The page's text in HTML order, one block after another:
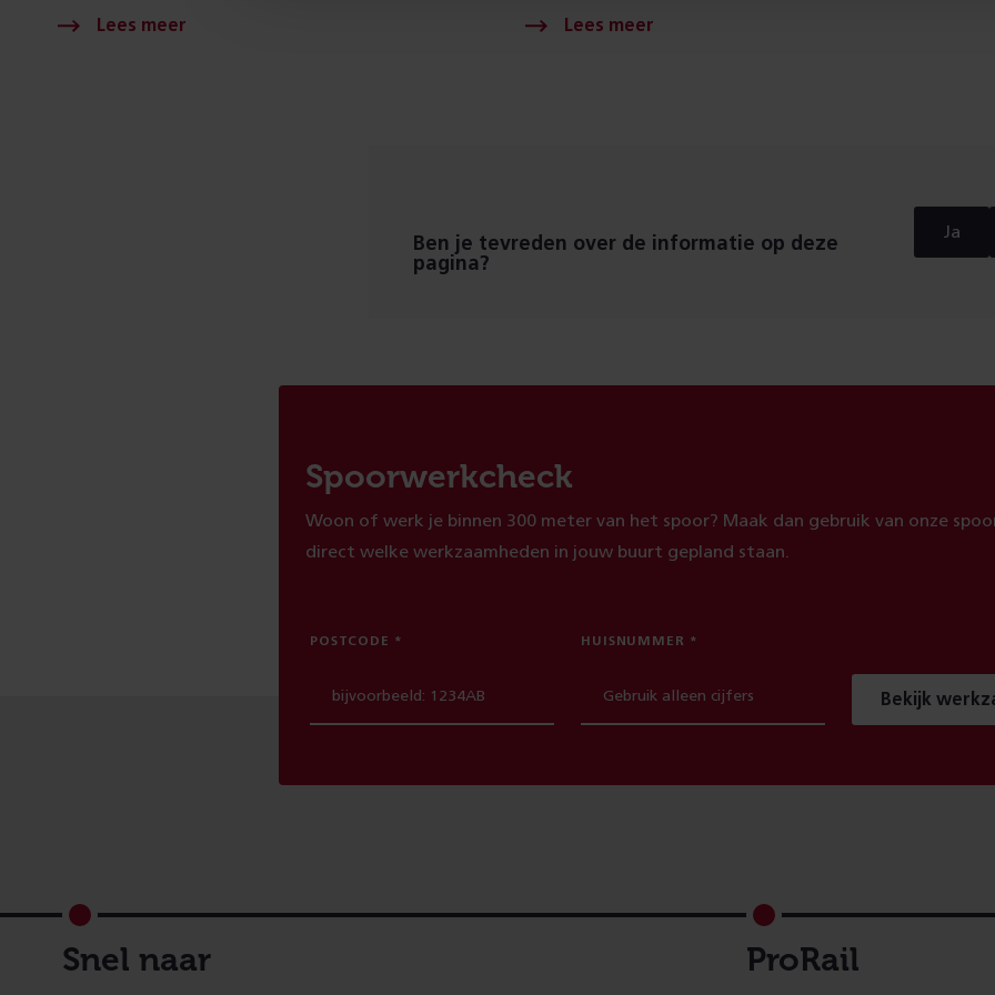
Ben je tevreden over de informatie op deze
pagina?
Ja
Spoorwerkcheck
Woon of werk je binnen 300 meter van het spoor? Maak dan gebruik van onze
direct welke werkzaamheden in jouw buurt gepland staan.
POSTCODE HUISNUMMER
Bekijk
Footer
Snel naar ProRail